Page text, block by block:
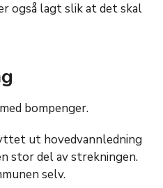
også lagt slik at det skal
bompenger.
ut hovedvannledning
stor del av strekningen.
selv.